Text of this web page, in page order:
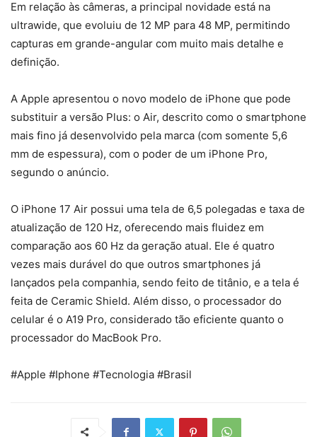
Em relação às câmeras, a principal novidade está na
ultrawide, que evoluiu de 12 MP para 48 MP, permitindo
capturas em grande-angular com muito mais detalhe e
definição.
A Apple apresentou o novo modelo de iPhone que pode
substituir a versão Plus: o Air, descrito como o smartphone
mais fino já desenvolvido pela marca (com somente 5,6
mm de espessura), com o poder de um iPhone Pro,
segundo o anúncio.
O iPhone 17 Air possui uma tela de 6,5 polegadas e taxa de
atualização de 120 Hz, oferecendo mais fluidez em
comparação aos 60 Hz da geração atual. Ele é quatro
vezes mais durável do que outros smartphones já
lançados pela companhia, sendo feito de titânio, e a tela é
feita de Ceramic Shield. Além disso, o processador do
celular é o A19 Pro, considerado tão eficiente quanto o
processador do MacBook Pro.
#Apple #Iphone #Tecnologia #Brasil